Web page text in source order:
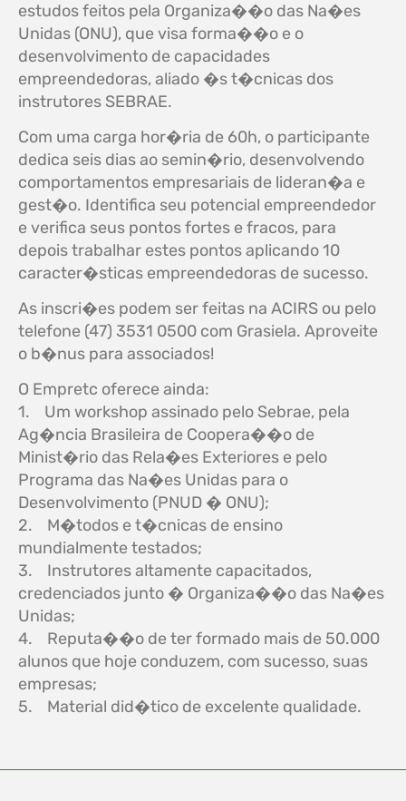
estudos feitos pela Organiza��o das Na�es
Unidas (ONU), que visa forma��o e o
desenvolvimento de capacidades
empreendedoras, aliado �s t�cnicas dos
instrutores SEBRAE.
Com uma carga hor�ria de 60h, o participante
dedica seis dias ao semin�rio, desenvolvendo
comportamentos empresariais de lideran�a e
gest�o. Identifica seu potencial empreendedor
e verifica seus pontos fortes e fracos, para
depois trabalhar estes pontos aplicando 10
caracter�sticas empreendedoras de sucesso.
As inscri�es podem ser feitas na ACIRS ou pelo
telefone (47) 3531 0500 com Grasiela. Aproveite
o b�nus para associados!
O Empretc oferece ainda:
1. Um workshop assinado pelo Sebrae, pela
Ag�ncia Brasileira de Coopera��o de
Minist�rio das Rela�es Exteriores e pelo
Programa das Na�es Unidas para o
Desenvolvimento (PNUD � ONU);
2. M�todos e t�cnicas de ensino
mundialmente testados;
3. Instrutores altamente capacitados,
credenciados junto � Organiza��o das Na�es
Unidas;
4. Reputa��o de ter formado mais de 50.000
alunos que hoje conduzem, com sucesso, suas
empresas;
5. Material did�tico de excelente qualidade.